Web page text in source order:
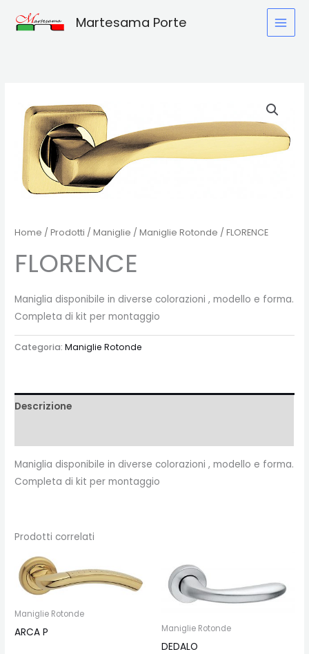
Martesama Porte
Home /Prodotti /Maniglie /Maniglie Rotonde / FLORENCE
FLORENCE
Maniglia disponibile in diverse colorazioni , modello e forma.
Completa di kit per montaggio
Categoria:Maniglie Rotonde
Descrizione
Maniglia disponibile in diverse colorazioni , modello e forma.
Completa di kit per montaggio
Prodotti correlati
Maniglie Rotonde
ARCA P Maniglie Rotonde
DEDALO